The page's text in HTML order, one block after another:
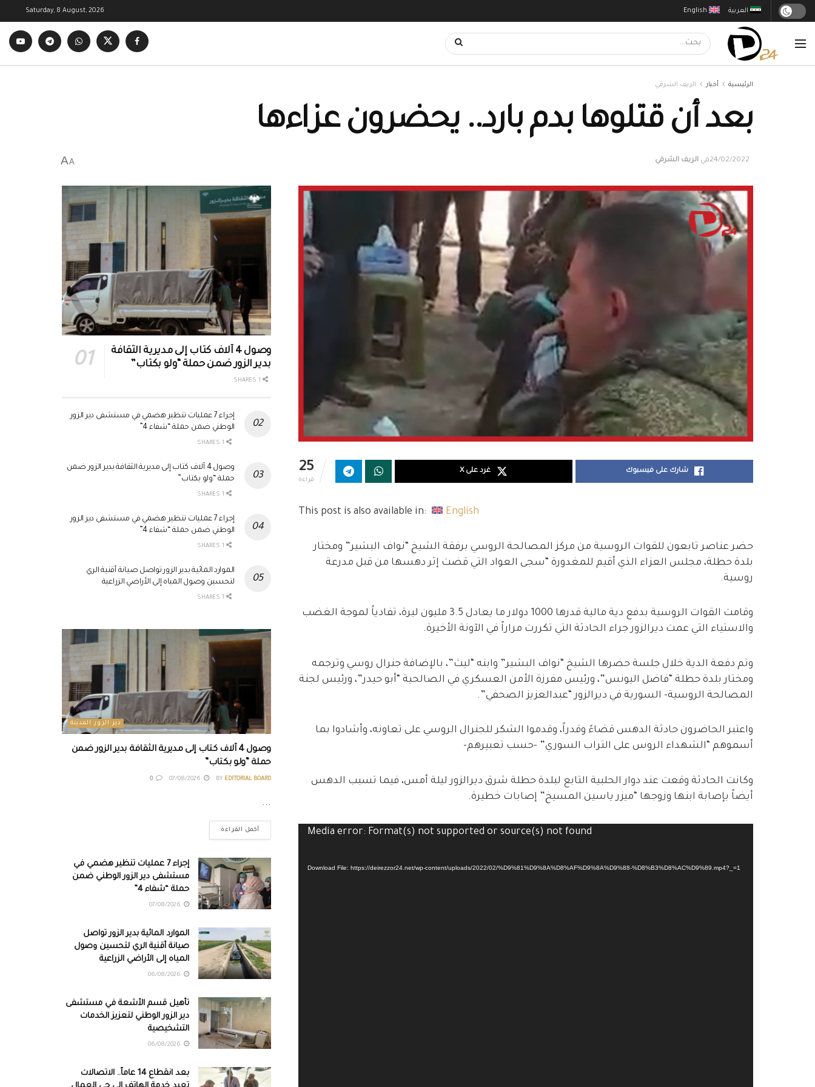
English العربية Saturday, 8 August, 2026
الرئيسية أخبار الريف الشرقي
بعد أن قتلوها بدم بارد.. يحضرون عزاءها
24/02/2022في الريف الشرقي A
A
25
قراءة
شارك على فيسبوك غرد على X
This post is also available in: English
حضر عناصر تابعون للقوات الروسية من مركز المصالحة الروسي برفقة الشيخ “نواف البشير” ومختار
بلدة حطلة، مجلس العزاء الذي أقيم للمغدورة “سجى العواد التي قضت إثر دهسها من قبل مدرعة
روسية.
وقامت القوات الروسية بدفع دية مالية قدرها 1000 دولار ما يعادل 3.5 مليون ليرة، تفادياً لموجة الغضب
والاستياء التي عمت ديرالزور جراء الحادثة التي تكررت مراراً في الآونة الأخيرة.
وتم دفعة الدية خلال جلسة حضرها الشيخ “نواف البشير” وابنه “ليث”، بالإضافة جنرال روسي وترجمه
ومختار بلدة حطلة “فاضل اليونس”، ورئيس مفرزة الأمن العسكري في الصالحية “أبو حيدر”، ورئيس لجنة
المصالحة الروسية- السورية في ديرالزور “عبدالعزيز الصحفي”.
واعتبر الحاضرون حادثة الدهس قضاءً وقدراً، وقدموا الشكر للجنرال الروسي على تعاونه، وأشادوا بما
أسموهم “الشهداء الروس على التراب السوري” -حسب تعبيرهم-
وكانت الحادثة وقعت عند دوار الحلبية التابع لبلدة حطلة شرق ديرالزور ليلة أمس، فيما تسبب الدهس
أيضاً بإصابة ابنها وزوجها “ميزر ياسين المسيخ” إصابات خطيرة.
Media error: Format(s) not supported or source(s) not found
Download File: https://deirezzor24.net/wp-content/uploads/2022/02/%D9%81%D9%8A%D8%AF%D9%8A%D9%88-%D8%B3%D8%AC%D9%89.mp4?_=1
وصول 4 آلاف كتاب إلى مديرية الثقافة
بدير الزور ضمن حملة “ولو بكتاب”
إجراء 7 عمليات تنظير هضمي في مستشفى دير الزور
الوطني ضمن حملة “شفاء 4”
وصول 4 آلاف كتاب إلى مديرية الثقافة بدير الزور ضمن
حملة “ولو بكتاب”
إجراء 7 عمليات تنظير هضمي في مستشفى دير الزور
الوطني ضمن حملة “شفاء 4”
الموارد المائية بدير الزور تواصل صيانة أقنية الري
لتحسين وصول المياه إلى الأراضي الزراعية
دير الزور المدينة
وصول 4 آلاف كتاب إلى مديرية الثقافة بدير الزور ضمن
حملة “ولو بكتاب”
BY EDITORIAL BOARD
0
...
أكمل القراءة
إجراء 7 عمليات تنظير هضمي في
مستشفى دير الزور الوطني ضمن
حملة “شفاء 4”
الموارد المائية بدير الزور تواصل
صيانة أقنية الري لتحسين وصول
المياه إلى الأراضي الزراعية
تأهيل قسم الأشعة في مستشفى
دير الزور الوطني لتعزيز الخدمات
التشخيصية
بعد انقطاع 14 عاماً.. الاتصالات